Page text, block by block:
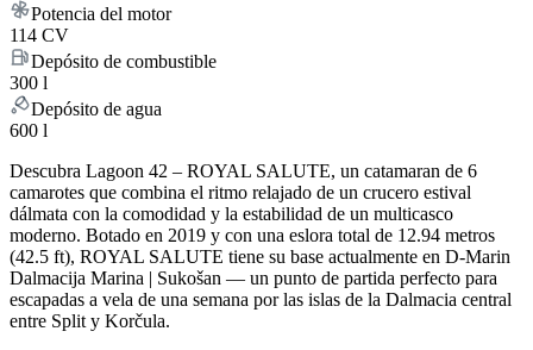
Potencia del motor
114 CV
Depósito de combustible
300 l
Depósito de agua
600 l
Descubra Lagoon 42 – ROYAL SALUTE, un catamaran de 6
camarotes que combina el ritmo relajado de un crucero estival
dálmata con la comodidad y la estabilidad de un multicasco
moderno. Botado en 2019 y con una eslora total de 12.94 metros
(42.5 ft), ROYAL SALUTE tiene su base actualmente en D-Marin
Dalmacija Marina | Sukošan — un punto de partida perfecto para
escapadas a vela de una semana por las islas de la Dalmacia central
entre Split y Korčula.